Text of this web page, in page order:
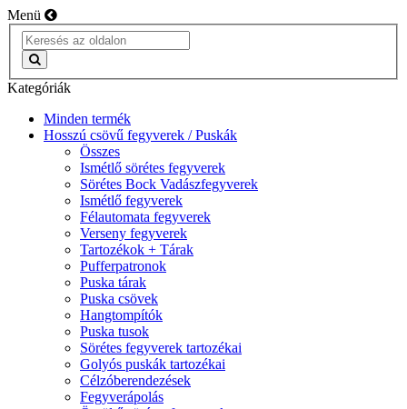
Menü
Kategóriák
Minden termék
Hosszú csövű fegyverek / Puskák
Összes
Ismétlő sörétes fegyverek
Sörétes Bock Vadászfegyverek
Ismétlő fegyverek
Félautomata fegyverek
Verseny fegyverek
Tartozékok + Tárak
Pufferpatronok
Puska tárak
Puska csövek
Hangtompítók
Puska tusok
Sörétes fegyverek tartozékai
Golyós puskák tartozékai
Célzóberendezések
Fegyverápolás